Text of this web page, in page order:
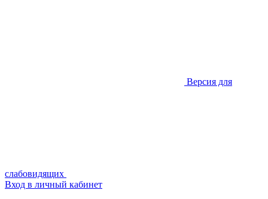
Версия для
слабовидящих
Вход в личный кабинет